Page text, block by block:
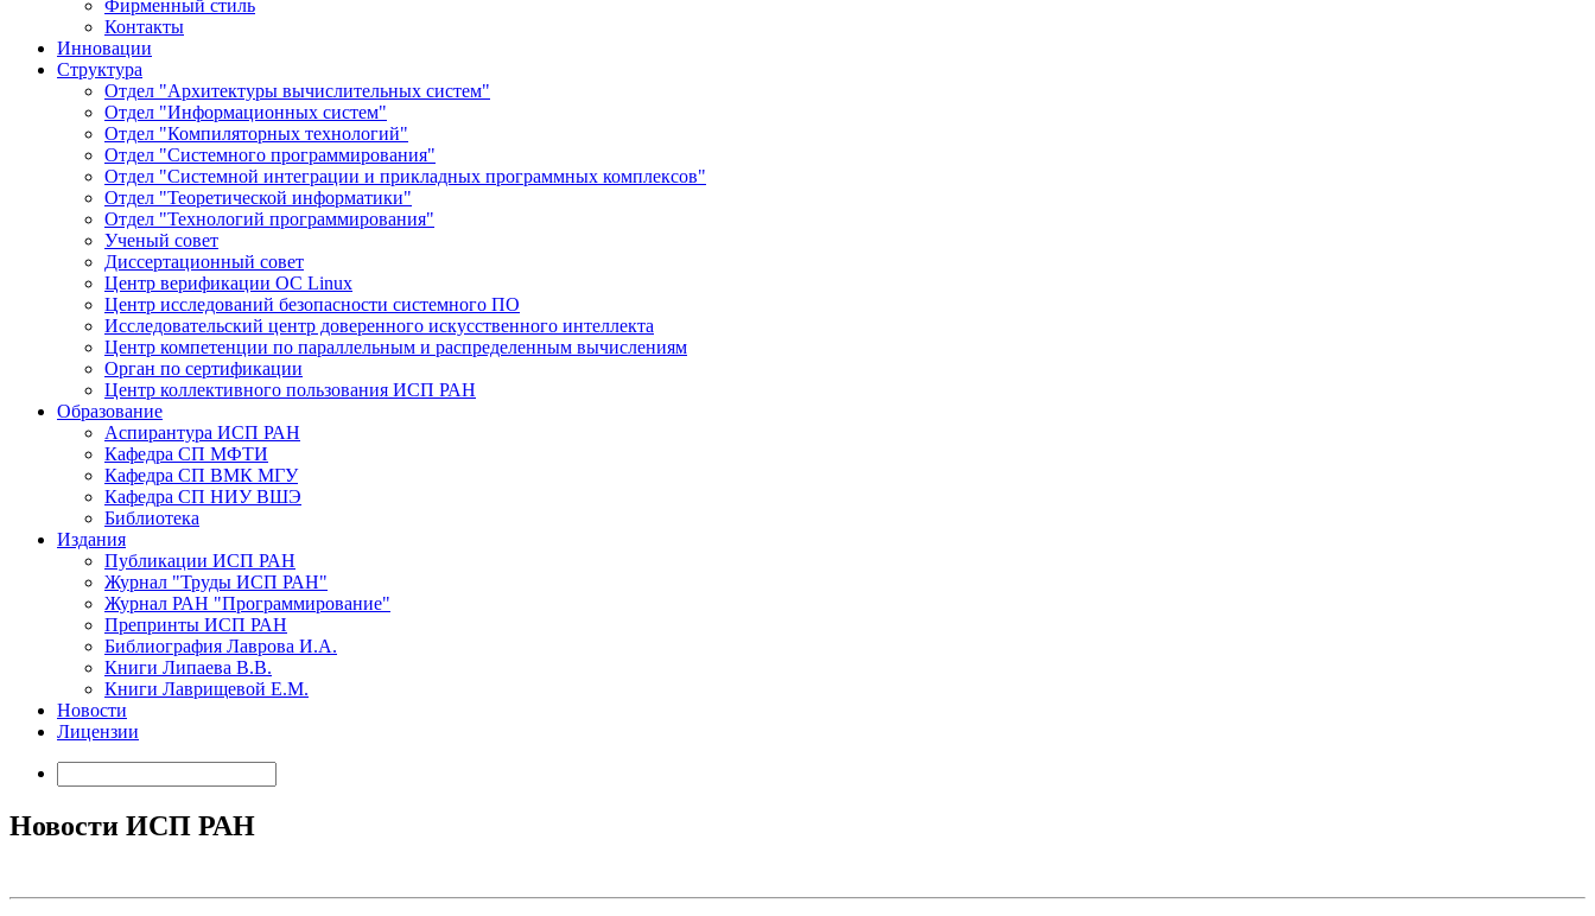
Фирменный стиль
Контакты
Инновации
Структура
Отдел "Архитектуры вычислительных систем"
Отдел "Информационных систем"
Отдел "Компиляторных технологий"
Отдел "Системного программирования"
Отдел "Системной интеграции и прикладных программных комплексов"
Отдел "Теоретической информатики"
Отдел "Технологий программирования"
Ученый совет
Диссертационный совет
Центр верификации ОС Linux
Центр исследований безопасности системного ПО
Исследовательский центр доверенного искусственного интеллекта
Центр компетенции по параллельным и распределенным вычислениям
Орган по сертификации
Центр коллективного пользования ИСП РАН
Образование
Аспирантура ИСП РАН
Кафедра СП МФТИ
Кафедра СП ВМК МГУ
Кафедра СП НИУ ВШЭ
Библиотека
Издания
Публикации ИСП РАН
Журнал "Труды ИСП РАН"
Журнал РАН "Программирование"
Препринты ИСП РАН
Библиография Лаврова И.А.
Книги Липаева В.В.
Книги Лаврищевой Е.М.
Новости
Лицензии
Новости ИСП РАН